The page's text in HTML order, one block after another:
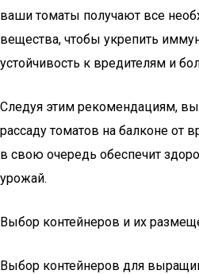
ваши томаты получают все
вещества, чтобы укрепить
устойчивость к вредителям и
Следуя этим рекомендациям,
рассаду томатов на балконе от
в свою очередь обеспечит
урожай.
Выбор контейнеров и их
Выбор контейнеров для